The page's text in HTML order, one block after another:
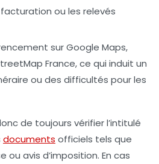
ou les relevés
sur Google Maps,
France, ce qui induit un
ou des difficultés pour les
de toujours vérifier l’intitulé
documents officiels tels que
ou avis d’imposition. En cas